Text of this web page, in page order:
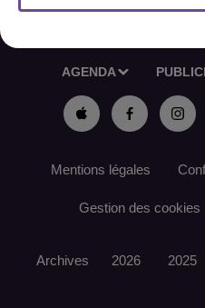
AGENDA
Mentions légales
Gestion des cookies
Archives 2026 2025